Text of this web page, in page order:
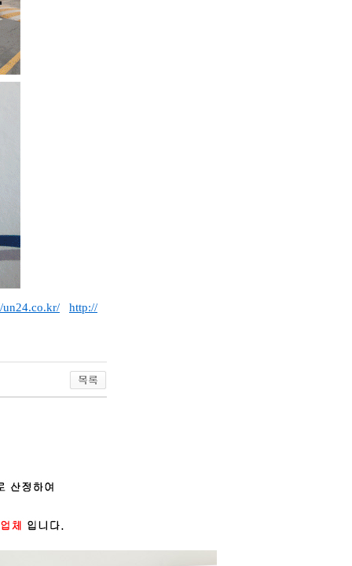
un24.co.kr/ http://